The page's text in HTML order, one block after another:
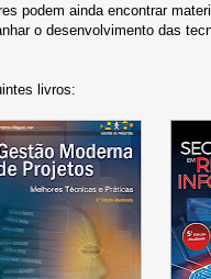
podem ainda encontrar
o desenvolvimento das
livros: